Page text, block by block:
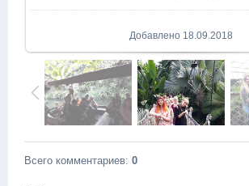
Добавлено 18.09.2018
Всего комментариев: 0